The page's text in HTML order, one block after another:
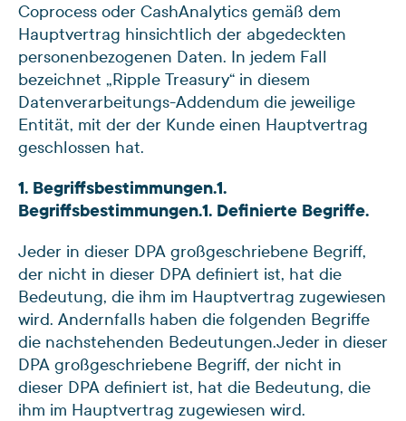
Coprocess oder CashAnalytics gemäß dem
Hauptvertrag hinsichtlich der abgedeckten
personenbezogenen Daten. In jedem Fall
bezeichnet „Ripple Treasury“ in diesem
Datenverarbeitungs-Addendum die jeweilige
Entität, mit der der Kunde einen Hauptvertrag
geschlossen hat.
1. Begriffsbestimmungen.1.
Begriffsbestimmungen.1. Definierte Begriffe.
Jeder in dieser DPA großgeschriebene Begriff,
der nicht in dieser DPA definiert ist, hat die
Bedeutung, die ihm im Hauptvertrag zugewiesen
wird. Andernfalls haben die folgenden Begriffe
die nachstehenden Bedeutungen.Jeder in dieser
DPA großgeschriebene Begriff, der nicht in
dieser DPA definiert ist, hat die Bedeutung, die
ihm im Hauptvertrag zugewiesen wird.